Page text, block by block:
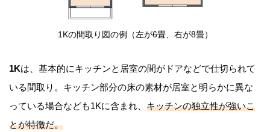
1Kの間取り図の例（左が6畳、右が8畳）
1Kは、基本的にキッチンと居室の間がドアなどで仕切られて
いる間取り。キッチン部分の床の素材が居室と明らかに異な
っている場合なども1Kに含まれ、 キッチンの独立性が強いこ
とが特徴だ。